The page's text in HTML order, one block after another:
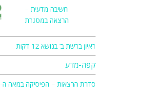
חשיבה מדעית –
הרצאה במסגרת
ראיון ברשת ב’ בנושא 12 דקות
קפה-מדע
סדרת הרצאות – הפיסיקה במאה ה-21